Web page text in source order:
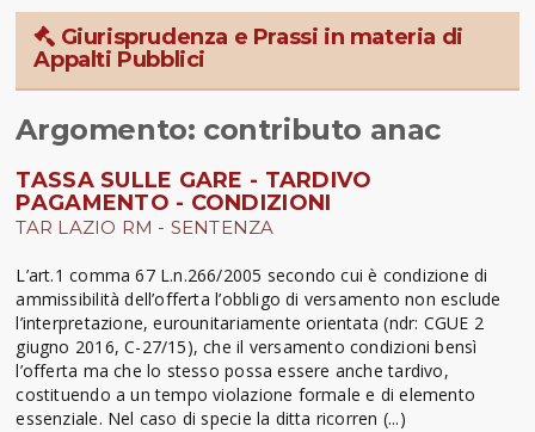
Giurisprudenza e Prassi in materia di
Appalti Pubblici
Argomento: contributo anac
TASSA SULLE GARE - TARDIVO
PAGAMENTO - CONDIZIONI
TAR LAZIO RM - SENTENZA
L’art.1 comma 67 L.n.266/2005 secondo cui è condizione di
ammissibilità dell’offerta l’obbligo di versamento non esclude
l’interpretazione, eurounitariamente orientata (ndr: CGUE 2
giugno 2016, C-27/15), che il versamento condizioni bensì
l’offerta ma che lo stesso possa essere anche tardivo,
costituendo a un tempo violazione formale e di elemento
essenziale. Nel caso di specie la ditta ricorren (...)